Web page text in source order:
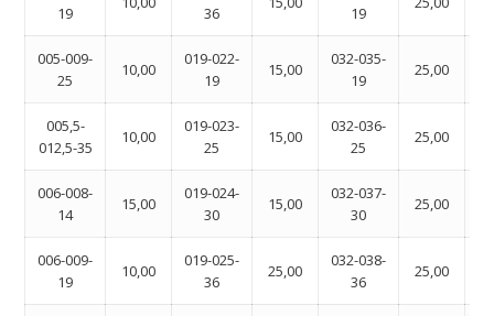
19
36
19
005-009-
25
10,00
019-022-
19
15,00
032-035-
19
25,00
005,5-
012,5-35
10,00
019-023-
25
15,00
032-036-
25
25,00
006-008-
14
15,00
019-024-
30
15,00
032-037-
30
25,00
006-009-
19
10,00
019-025-
36
25,00
032-038-
36
25,00